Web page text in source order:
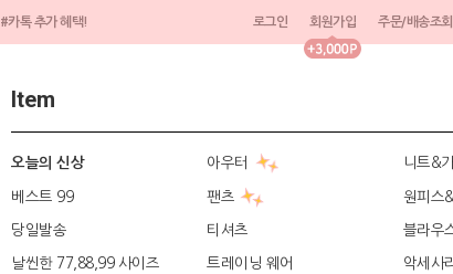
#카톡 추가 혜택! 로그인 회원가입 주문/배송조회
Item
오늘의 신상 아우터 니트&
베스트 99 팬츠 원피스
당일발송 티셔츠 블라우
날씬한 77,88,99 사이즈 트레이닝 웨어 악세사